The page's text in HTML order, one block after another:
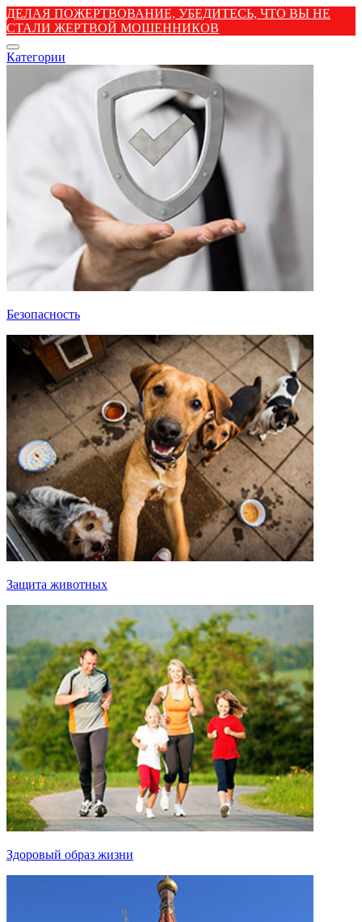
ДЕЛАЯ ПОЖЕРТВОВАНИЕ, УБЕДИТЕСЬ, ЧТО ВЫ НЕ
СТАЛИ ЖЕРТВОЙ МОШЕННИКОВ
Категории
Безопасность
Защита животных
Здоровый образ жизни